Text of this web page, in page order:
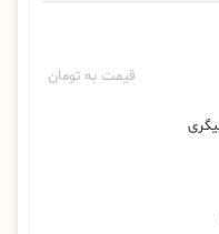
قیمت به تومان